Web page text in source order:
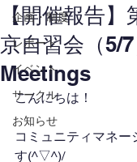
企画・制度
レポート
イベント
サークル
お知らせ
【開催報告
京自習会（5/
Meetings
こんにちは！
コミュニティマネー
す(^▽^)/